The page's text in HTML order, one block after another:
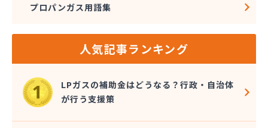
株式会社仙塩ホームサービス
株式会社千代田仙台営業所
株式会社鶴見屋商店 仙台LPＧスタンド
株式会社鶴見屋商店 増田営業所
株式会社田沼酸素商会
株式会社那須平商店
株式会社二葉燃料
株式会社保坂
プロパンガス用語集
人気記事ランキング
LPガスの補助金はどうなる？行政・自治体
が行う支援策